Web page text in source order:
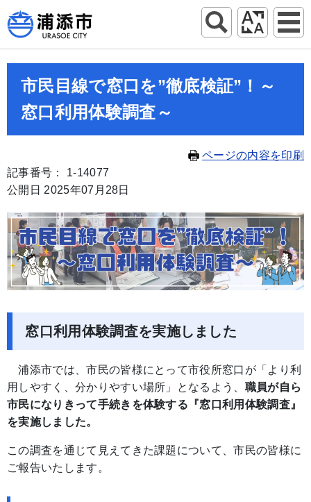
市民目線で窓口を”徹底検証”！～
窓口利用体験調査～
ページの内容を印刷
記事番号： 1-14077
公開日 2025年07月28日
窓口利用体験調査を実施しました
浦添市では、市民の皆様にとって市役所窓口が「より利
用しやすく、分かりやすい場所」となるよう、 職員が自ら
市民になりきって手続きを体験する『窓口利用体験調査』
を実施しました。
この調査を通じて見えてきた課題について、市民の皆様に
ご報告いたします。